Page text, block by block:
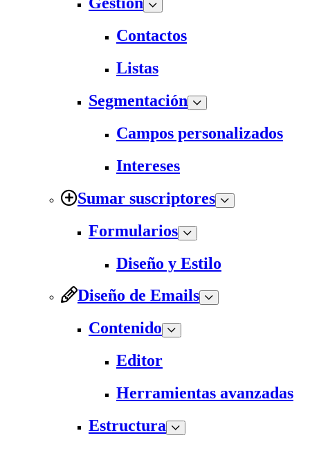
Contactos
Listas
Segmentación
Campos personalizados
Intereses
Sumar suscriptores
Formularios
Diseño y Estilo
Diseño de Emails
Contenido
Editor
Herramientas avanzadas
Estructura